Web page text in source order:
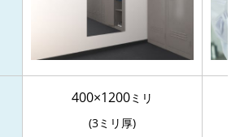
400×1200ミリ
(3ミリ厚)